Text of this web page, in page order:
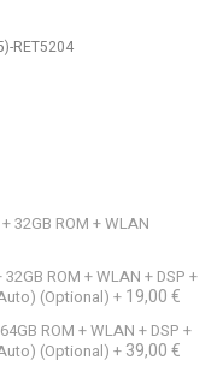
RET5204
32GB ROM + WLAN
ROM + WLAN + DSP +
(Optional) + 19,00 €
ROM + WLAN + DSP +
(Optional) + 39,00 €